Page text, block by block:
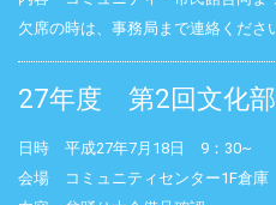
欠席の時は、事務局まで連絡くださ
27年度 第2回文化
日時 平成27年7月18日 9：30~
会場 コミュニティセンター1F倉庫